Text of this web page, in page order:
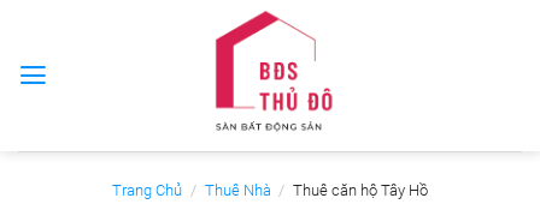
content
Trang Chủ / Thuê Nhà / Thuê căn hộ Tây Hồ